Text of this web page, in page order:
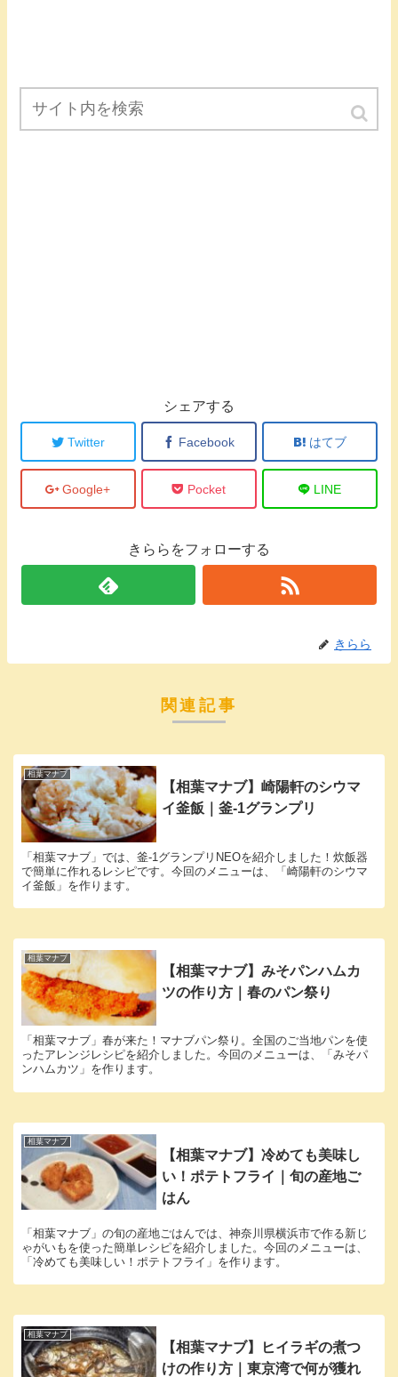
シェアする
Twitter Facebook はてブ
Google+ Pocket LINE
きららをフォローする
きらら
関連記事
相葉マナブ
【相葉マナブ】崎陽軒のシウマ
イ釜飯｜釜-1グランプリ
「相葉マナブ」では、釜-1グランプリNEOを紹介しました！炊飯器
で簡単に作れるレシピです。今回のメニューは、「崎陽軒のシウマ
イ釜飯」を作ります。
相葉マナブ
【相葉マナブ】みそパンハムカ
ツの作り方｜春のパン祭り
「相葉マナブ」春が来た！マナブパン祭り。全国のご当地パンを使
ったアレンジレシピを紹介しました。今回のメニューは、「みそパ
ンハムカツ」を作ります。
相葉マナブ
【相葉マナブ】冷めても美味し
い！ポテトフライ｜旬の産地ご
はん
「相葉マナブ」の旬の産地ごはんでは、神奈川県横浜市で作る新じ
ゃがいもを使った簡単レシピを紹介しました。今回のメニューは、
「冷めても美味しい！ポテトフライ」を作ります。
相葉マナブ
【相葉マナブ】ヒイラギの煮つ
けの作り方｜東京湾で何が獲れ